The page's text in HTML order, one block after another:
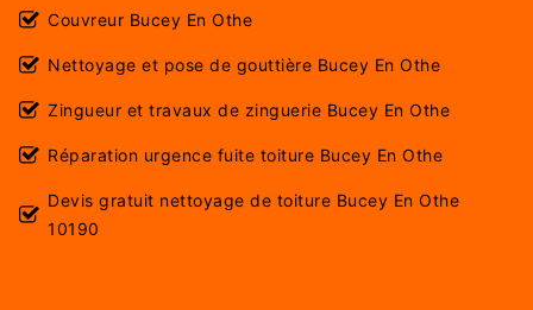
Couvreur Bucey En Othe
Nettoyage et pose de gouttière Bucey En Othe
Zingueur et travaux de zinguerie Bucey En Othe
Réparation urgence fuite toiture Bucey En Othe
Devis gratuit nettoyage de toiture Bucey En Othe
10190